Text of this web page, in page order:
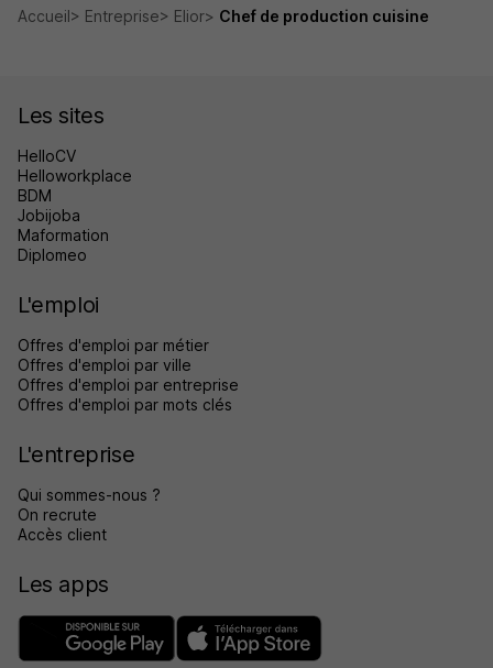
Accueil Entreprise Elior Chef de production cuisine
Les sites
HelloCV
Helloworkplace
BDM
Jobijoba
Maformation
Diplomeo
L'emploi
Offres d'emploi par métier
Offres d'emploi par ville
Offres d'emploi par entreprise
Offres d'emploi par mots clés
L'entreprise
Qui sommes-nous ?
On recrute
Accès client
Les apps